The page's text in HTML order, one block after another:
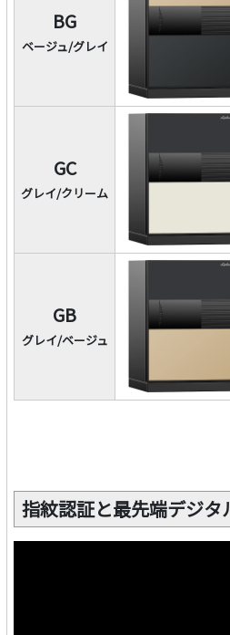
BG
ベージュ/グレイ
GC
グレイ/クリーム
GB
グレイ/ベージュ
指紋認証と最先端デジ